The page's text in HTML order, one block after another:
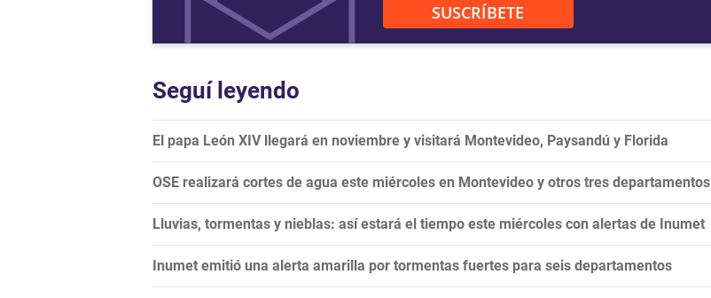
SUSCRÍBETE
Seguí leyendo
El papa León XIV llegará en noviembre y visitará Montevideo, Paysandú y Florida
OSE realizará cortes de agua este miércoles en Montevideo y otros tres departamentos
Lluvias, tormentas y nieblas: así estará el tiempo este miércoles con alertas de Inumet
Inumet emitió una alerta amarilla por tormentas fuertes para seis departamentos